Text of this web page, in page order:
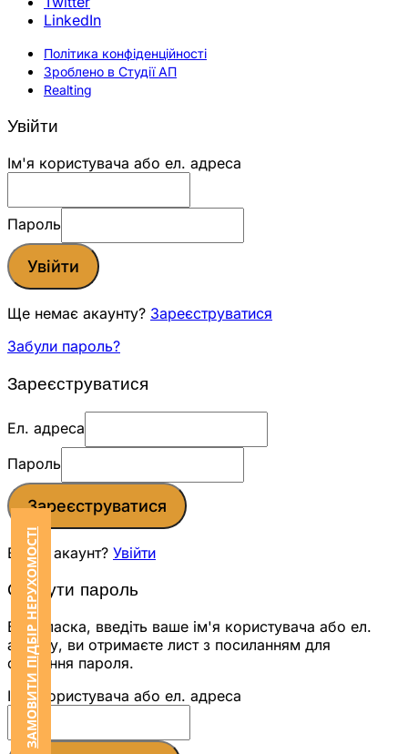
LinkedIn
Політика конфіденційності
Зроблено в Студії АП
Realting
ЗАМОВИТИ ПІДБІР НЕРУХОМОСТІ
Увійти
Ім'я користувача або ел. адреса
Пароль
Увійти
Ще немає акаунту? Зареєструватися
Забули пароль?
Зареєструватися
Ел. адреса
Пароль
Зареєструватися
Вже є акаунт? Увійти
Скинути пароль
Будь ласка, введіть ваше ім'я користувача або ел.
адресу, ви отримаєте лист з посиланням для
скидання пароля.
Ім'я користувача або ел. адреса